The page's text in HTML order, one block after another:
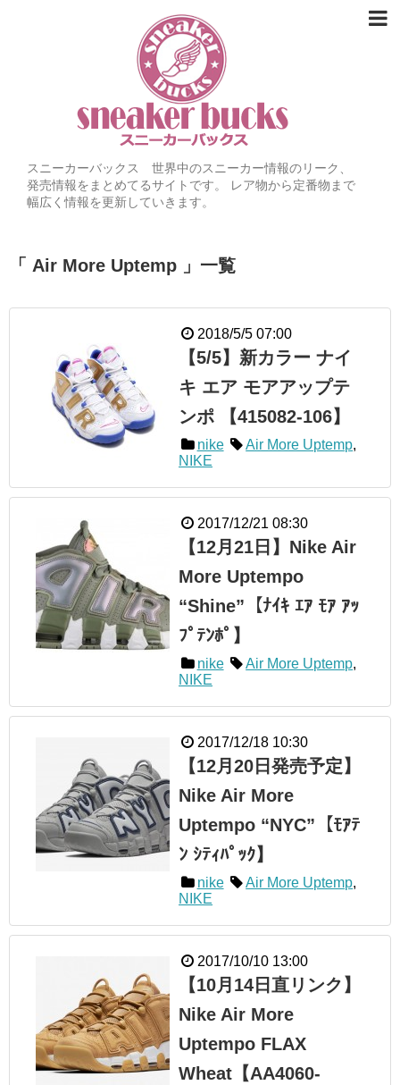
スニーカーバックス 世界中のスニーカー情報のリーク、
発売情報をまとめてるサイトです。 レア物から定番物まで
幅広く情報を更新していきます。
「 Air More Uptemp 」一覧
2018/5/5 07:00
【5/5】新カラー ナイ
キ エア モアアップテ
ンポ 【415082-106】
nike Air More Uptemp,
NIKE
2017/12/21 08:30
【12月21日】Nike Air
More Uptempo
“Shine”【ﾅｲｷ ｴｱ ﾓｱ ｱｯ
ﾌﾟﾃﾝﾎﾟ】
nike Air More Uptemp,
NIKE
2017/12/18 10:30
【12月20日発売予定】
Nike Air More
Uptempo “NYC”【ﾓｱﾃ
ﾝ ｼﾃｨﾊﾟｯｸ】
nike Air More Uptemp,
NIKE
2017/10/10 13:00
【10月14日直リンク】
Nike Air More
Uptempo FLAX
Wheat【AA4060-